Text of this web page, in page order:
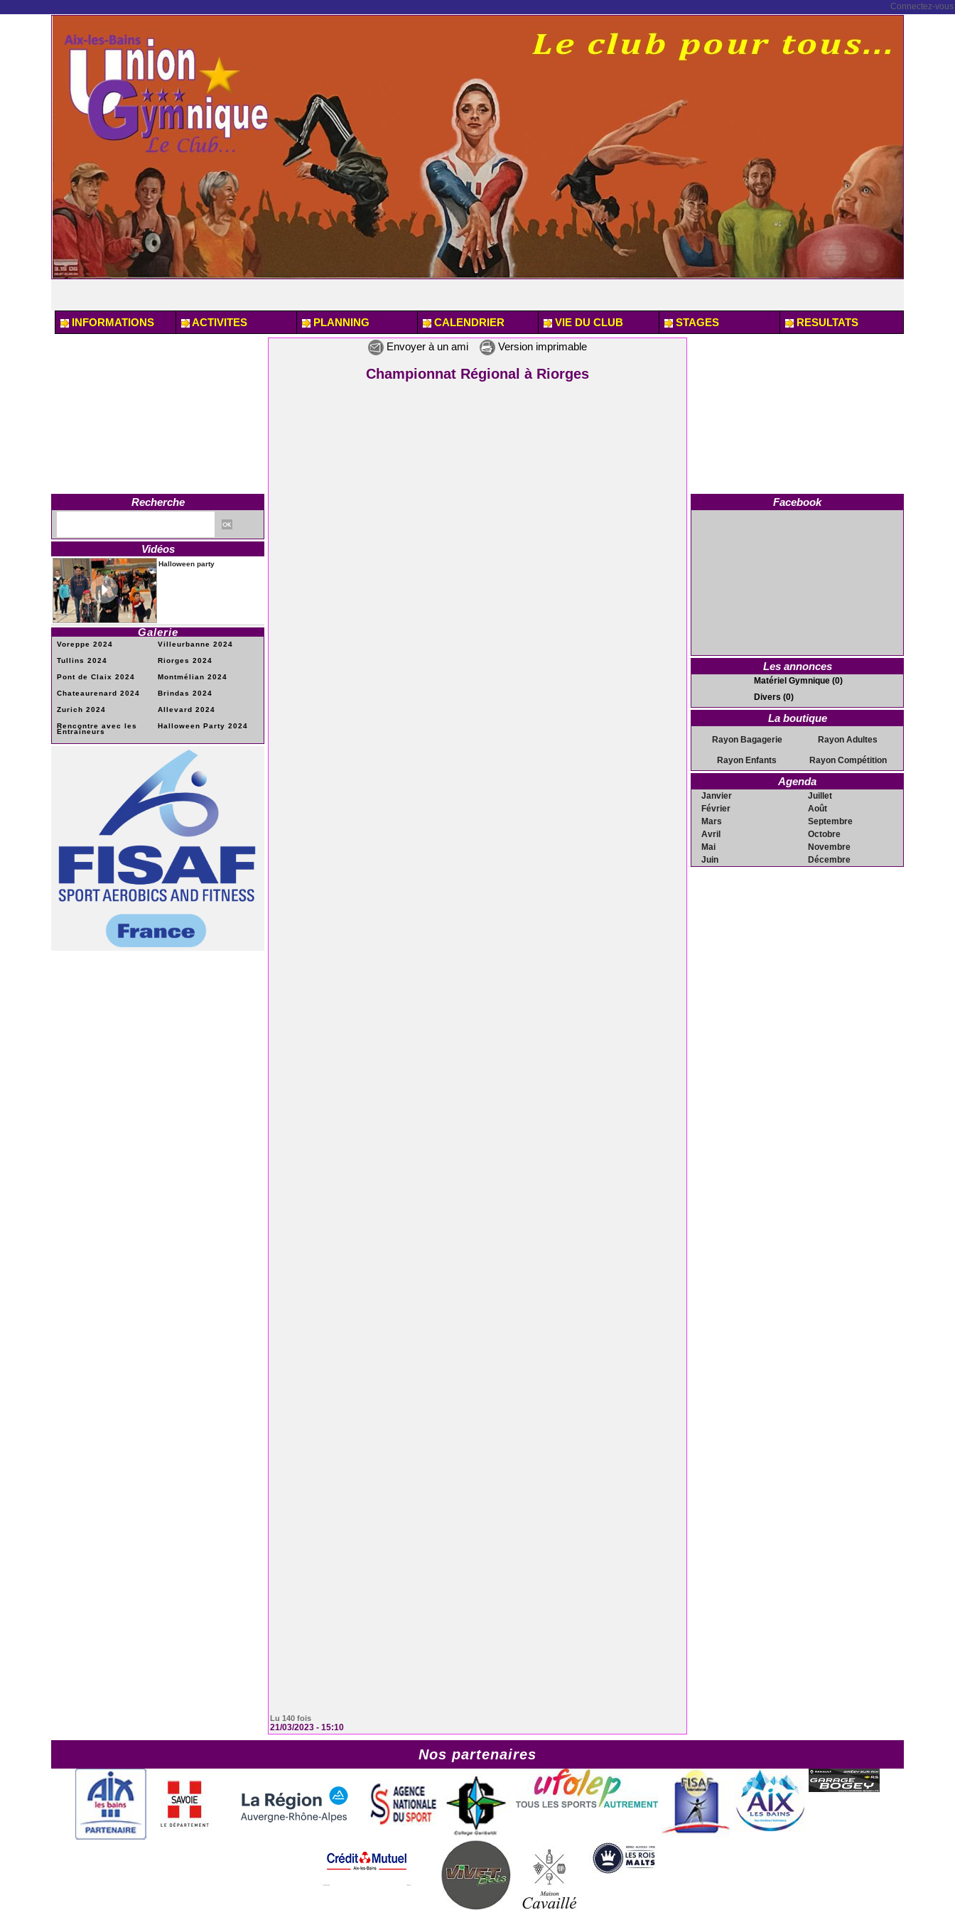
Connectez-vous
INFORMATIONS ACTIVITES PLANNING CALENDRIER VIE DU CLUB STAGES RESULTATS
Recherche
Vidéos
Halloween party
Galerie
Voreppe 2024 Villeurbanne 2024
Tullins 2024 Riorges 2024
Pont de Claix 2024 Montmélian 2024
Chateaurenard 2024 Brindas 2024
Zurich 2024 Allevard 2024
Rencontre avec les
Entraîneurs
Halloween Party 2024
Envoyer à un ami Version imprimable
Championnat Régional à Riorges
Lu 140 fois
21/03/2023 - 15:10
Facebook
Les annonces
Matériel Gymnique (0)
Divers (0)
La boutique
Rayon Bagagerie Rayon Adultes
Rayon Enfants Rayon Compétition
Agenda
Janvier
Février
Mars
Avril
Mai
Juin
Juillet
Août
Septembre
Octobre
Novembre
Décembre
Nos partenaires